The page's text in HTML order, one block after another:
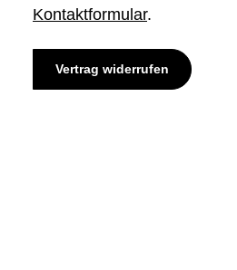
Kontaktformular.
Vertrag widerrufen